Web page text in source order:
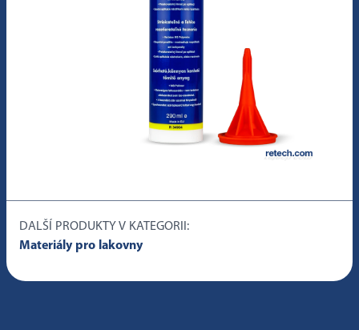
DALŠÍ PRODUKTY V KATEGORII:
Materiály pro lakovny